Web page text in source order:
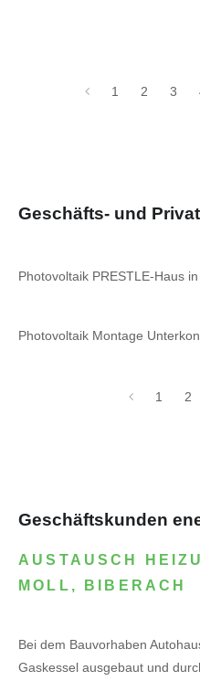
1 2 3
Geschäfts- und
Photovoltaik PRESTLE-Haus
Photovoltaik Montage
1 2
Geschäftskunden
AUSTAUSCH
MOLL, BIBERACH
Bei dem Bauvorhaben
Gaskessel ausgebaut und